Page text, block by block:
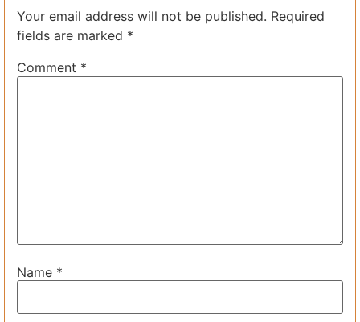
Your email address will not be published. Required
fields are marked *
Comment *
Name *